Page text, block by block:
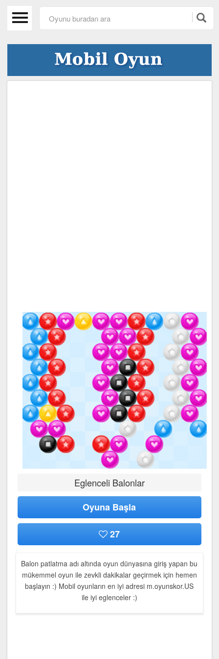
Anasayfa
Beceri Oyunları
Spor Oyunları
Araba Oyunları
Eglenceli Balonlar
Oyuna Başla
27
Balon patlatma adı altında oyun dünyasına giriş yapan bu
mükemmel oyun ile zevkli dakikalar geçirmek için hemen
başlayın :) Mobil oyunların en iyi adresi m.oyunskor.US
ile iyi eglenceler :)